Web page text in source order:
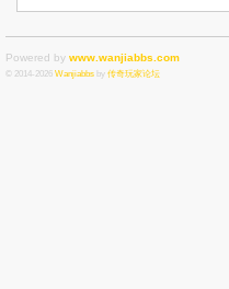
Powered by www.wanjiabbs.com
© 2014-2026 Wanjiabbs by 传奇玩家论坛